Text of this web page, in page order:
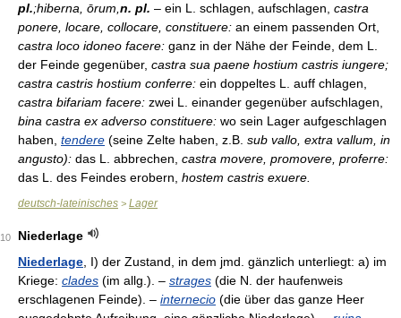
pl.;hiberna, ōrum, n. pl. – ein L. schlagen, aufschlagen, castra
ponere, locare, collocare, constituere: an einem passenden Ort,
castra loco idoneo facere: ganz in der Nähe der Feinde, dem L.
der Feinde gegenüber, castra sua paene hostium castris iungere;
castra castris hostium conferre: ein doppeltes L. auff chlagen,
castra bifariam facere: zwei L. einander gegenüber aufschlagen,
bina castra ex adverso constituere: wo sein Lager aufgeschlagen
haben, tendere (seine Zelte haben, z.B. sub vallo, extra vallum, in
angusto): das L. abbrechen, castra movere, promovere, proferre:
das L. des Feindes erobern, hostem castris exuere.
deutsch-lateinisches > Lager
10
Niederlage
Niederlage , I) der Zustand, in dem jmd. gänzlich unterliegt: a) im
Kriege: clades (im allg.). – strages (die N. der haufenweis
erschlagenen Feinde). – internecio (die über das ganze Heer